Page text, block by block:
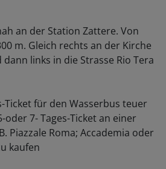
an der Station Zattere. Von
m. Gleich rechts an der Kirche
links in die Strasse Rio Tera
Ticket für den Wasserbus teuer
oder 7- Tages-Ticket an einer
Piazzale Roma; Accademia oder
kaufen